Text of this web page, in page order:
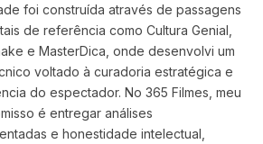
foi construída através de passagens
de referência como Cultura Genial,
e MasterDica, onde desenvolvi um
voltado à curadoria estratégica e
do espectador. No 365 Filmes, meu
é entregar análises
e honestidade intelectual,